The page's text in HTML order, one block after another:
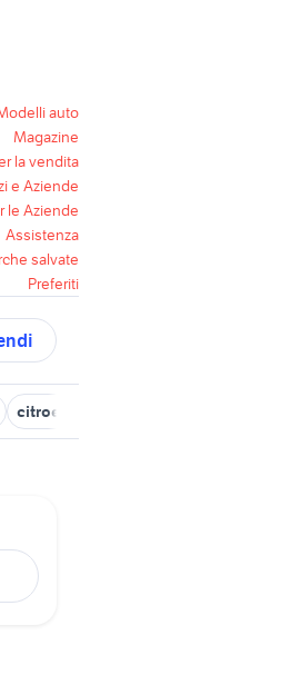
auto
Magazine
la vendita
e Aziende
le Aziende
Assistenza
salvate
Preferiti
citroen c1 Emilia Romagna